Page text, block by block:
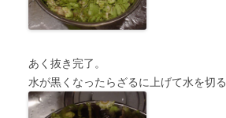
あく抜き完了。
水が黒くなったらざるに上げて水を切る